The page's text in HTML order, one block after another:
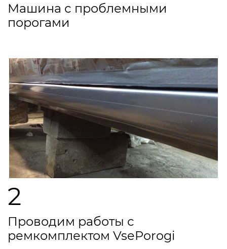
Машина с проблемными
порогами
2
Проводим работы с
ремкомплектом VsePorogi